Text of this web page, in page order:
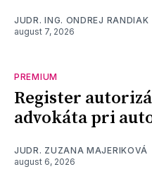
JUDR. ING. ONDREJ RANDIAK
august 7, 2026
PREMIUM
Register
advokáta pri
JUDR. ZUZANA MAJERIKOVÁ
august 6, 2026